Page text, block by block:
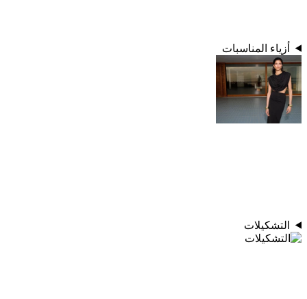
أزياء المناسبات
التشكيلات